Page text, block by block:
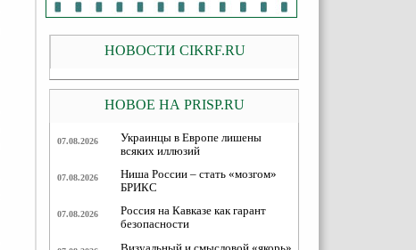
НОВОСТИ CIKRF.RU
НОВОЕ НА PRISP.RU
07.08.2026
Украинцы в Европе лишены
всяких иллюзий
07.08.2026
Ниша России – стать «мозгом»
БРИКС
07.08.2026
Россия на Кавказе как гарант
безопасности